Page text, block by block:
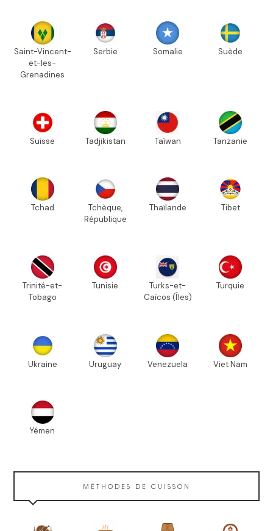
Saint-Vincent-
et-les-
Grenadines
Serbie Somalie Suède
Suisse Tadjikistan Taïwan Tanzanie
Tchad
Tchèque,
République
Thaïlande Tibet
Trinité-et-
Tobago
Tunisie
Turks-et-
Caïcos (Îles)
Turquie
Ukraine Uruguay Venezuela Viet Nam
Yémen
MÉTHODES DE CUISSON